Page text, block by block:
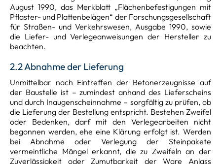
August 1990, das Merkblatt „Flächenbefestigungen mit
Pflaster- und Plattenbelägen“ der Forschungsgesellschaft
für Straßen- und Verkehrswesen, Ausgabe 1990, sowie
die Liefer- und Verlegeanweisungen der Hersteller zu
beachten.
2.2 Abnahme der Lieferung
Unmittelbar nach Eintreffen der Betonerzeugnisse auf
der Baustelle ist – zumindest anhand des Lieferscheins
und durch Inaugenscheinnahme – sorgfältig zu prüfen, ob
die Lieferung der Bestellung entspricht. Bestehen Zweifel
oder Bedenken, darf mit den Verlegearbeiten nicht
begonnen werden, ehe eine Klärung erfolgt ist. Werden
bei Abnahme oder Verlegung der Steinpakete
vermeintliche Mängel erkannt, die zu Zweifeln an der
Zuverlässigkeit oder Zumutbarkeit der Ware Anlass